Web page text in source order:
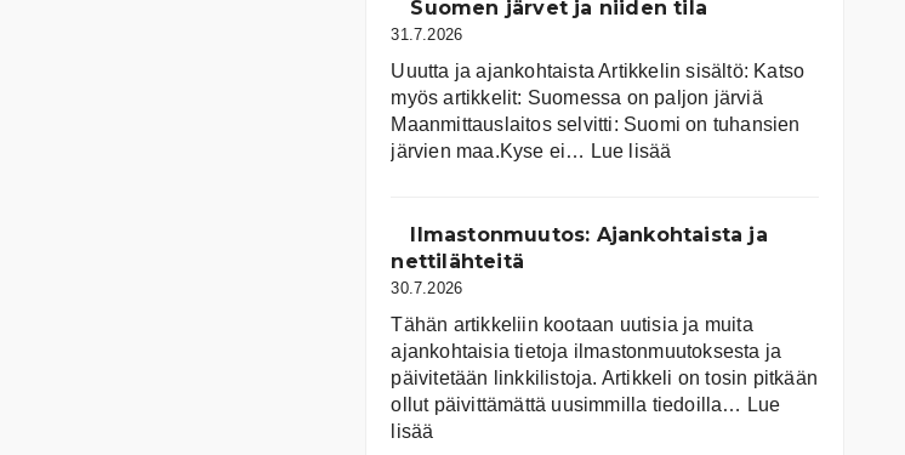
Suomen järvet ja niiden tila
31.7.2026
Uuutta ja ajankohtaista Artikkelin sisältö: Katso
myös artikkelit: Suomessa on pal­jon jär­viä
Maanmittauslaitos selvitti: Suomi on tuhansien
järvien maa.Kyse ei… Lue lisää
ja
Ilmastonmuutos: Ajankohtaista ja
nettilähteitä
30.7.2026
Tähän artikkeliin kootaan uutisia ja muita
ajankohtaisia tietoja ilmastonmuutoksesta ja
päivitetään linkkilistoja. Artikkeli on tosin pitkään
ollut päivittämättä uusimmilla tiedoilla… Lue
lisää